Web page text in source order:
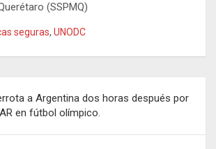
(SSPMQ)
seguras, UNODC
a Argentina dos horas después por
en fútbol olímpico.